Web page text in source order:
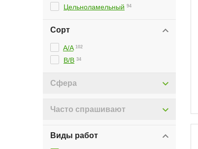
Цельноламельный 94
Сорт
A/A 102
B/B 34
Сфера
Часто спрашивают
Виды работ